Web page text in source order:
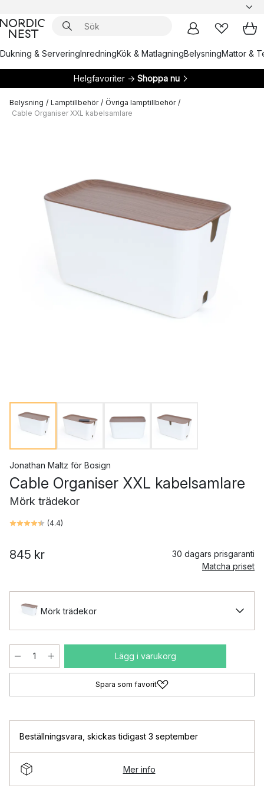
Dukning & ServeringInredningKök & MatlagningBelysningMattor &
Helgfavoriter → Shoppa nu
Belysning / Lamptillbehör / Övriga lamptillbehör /
Cable Organiser XXL kabelsamlare
Jonathan Maltz för Bosign
Cable Organiser XXL kabelsamlare
Mörk trädekor
(4.4)
845 kr
30 dagars prisgaranti
Matcha priset
Mörk trädekor
Lägg i varukorg
Spara som favorit
Beställningsvara skickas tidigast 3 september
Mer info